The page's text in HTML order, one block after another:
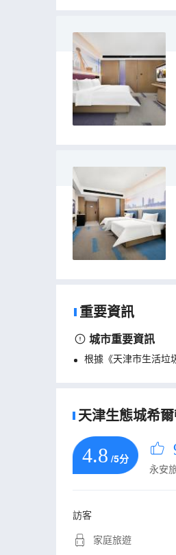
重要資訊
城市重要資訊
根據《天津市生活垃
天津生態城希
4.8 /5分
永安
訪客
家庭旅遊